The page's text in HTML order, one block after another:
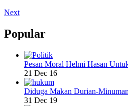
Next
Popular
Pesan Moral Helmi Hasan
21 Dec 16
Diduga Makan Durian-
31 Dec 19